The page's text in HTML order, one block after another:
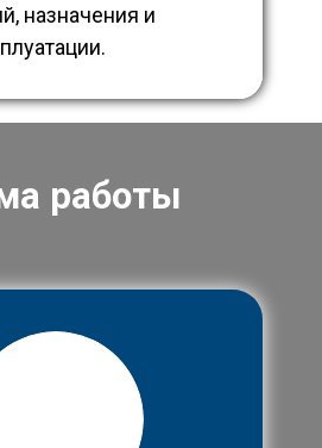
назначения и
работы